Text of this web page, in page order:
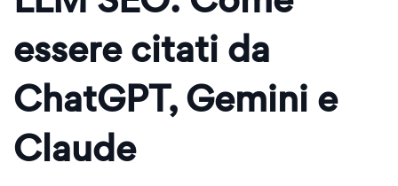
essere citati da
ChatGPT, Gemini e
Claude